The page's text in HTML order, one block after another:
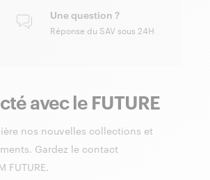
Une question ?
Réponse du SAV sous 24H
avec le FUTURE
nos nouvelles collections et
Gardez le contact
FUTURE.